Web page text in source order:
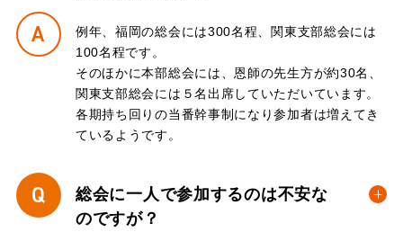
A
例年、福岡の総会には300名程、関東支部総会には
100名程です。
そのほかに本部総会には、恩師の先生方が約30名、
関東支部総会には５名出席していただいています。
各期持ち回りの当番幹事制になり参加者は増えてき
ているようです。
Q
総会に一人で参加するのは不安な
のですが？